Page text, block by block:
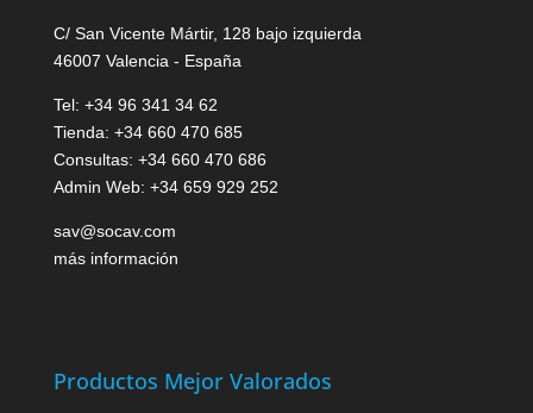
C/ San Vicente Mártir, 128 bajo izquierda
46007 Valencia - España
Tel: +34 96 341 34 62
Tienda: +34 660 470 685
Consultas: +34 660 470 686
Admin Web: +34 659 929 252
sav@socav.com
más información
Productos Mejor Valorados